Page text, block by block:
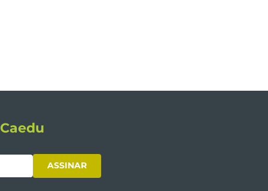
ASSINAR